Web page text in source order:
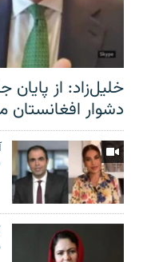
خلیل‌زاد: از
دشوار افغانستان